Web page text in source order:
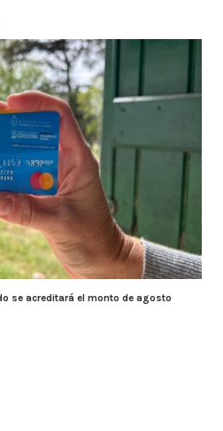
se acreditará el monto de agosto